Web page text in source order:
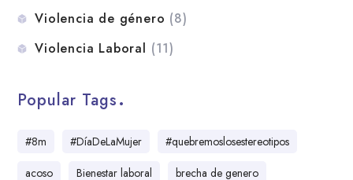
Violencia de género (8)
Violencia Laboral (11)
Popular Tags
#8m #DíaDeLaMujer
#quebremoslosestereotipos
acoso
Bienestar laboral
brecha de genero